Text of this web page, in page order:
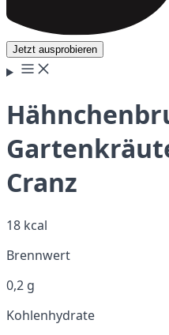
Jetzt ausprobieren
Cranz
18 kcal
Brennwert
0,2 g
Kohlenhydrate